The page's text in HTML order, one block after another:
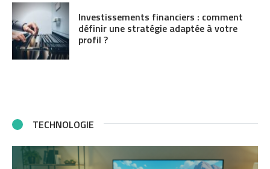
Investissements financiers : comment
définir une stratégie adaptée à votre
profil ?
TECHNOLOGIE